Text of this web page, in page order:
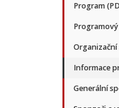
Program
Informace
Generální